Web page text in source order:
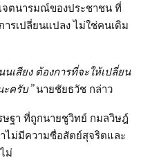
จตนารมณ์ของประชาชน ที่
ารเปลี่ยนแปลง ไม่ใช่คนเดิม
เสียง ต้องการที่จะให้เปลี่ยน
ครับ”นายชัยธวัช กล่าว
ฐา ที่ถูกนายชูวิทย์ กมลวิษฎ์
ไม่มีความซื่อสัตย์สุจริตและ
ม่